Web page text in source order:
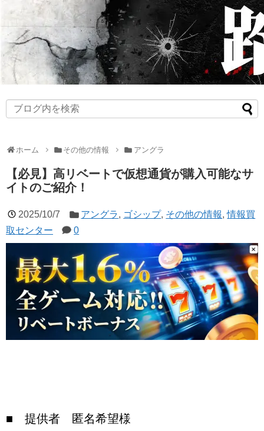
ホーム その他の情報 アングラ
【必見】高リベートで仮想通貨が購入可能なサ
イトのご紹介！
2025/10/7 アングラ, ゴシップ, その他の情報,情報買
取センター
0
■ 提供者 匿名希望様